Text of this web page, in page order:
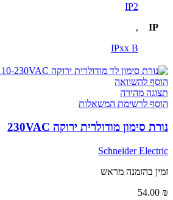
IP
IP2
,
IPxx B
הוסף להשוואה
תצוגה מהירה
הוסף לרשימת המשאלות
נורת סימון מודולרית ירוקה 230VAC
Schneider Electric
זמין בהזמנה מראש
54.00 ₪